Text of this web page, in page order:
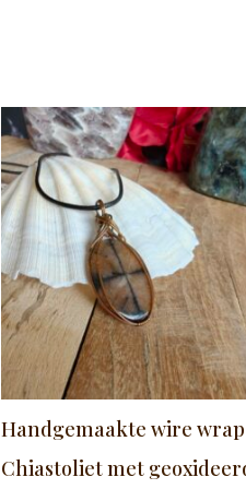
Handgemaakte wire
Chiastoliet met